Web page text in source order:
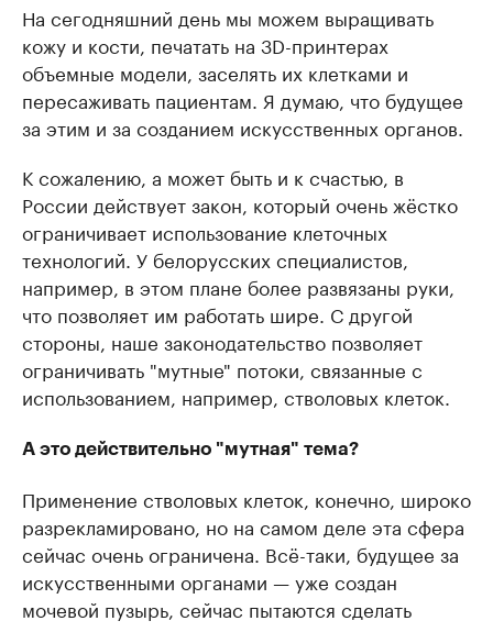
На сегодняшний день мы можем выращивать
кожу и кости, печатать на 3D-принтерах
объемные модели, заселять их клетками и
пересаживать пациентам. Я думаю, что будущее
за этим и за созданием искусственных органов.
К сожалению, а может быть и к счастью, в
России действует закон, который очень жёстко
ограничивает использование клеточных
технологий. У белорусских специалистов,
например, в этом плане более развязаны руки,
что позволяет им работать шире. С другой
стороны, наше законодательство позволяет
ограничивать "мутные" потоки, связанные с
использованием, например, стволовых клеток.
А это действительно "мутная" тема?
Применение стволовых клеток, конечно, широко
разрекламировано, но на самом деле эта сфера
сейчас очень ограничена. Всё-таки, будущее за
искусственными органами — уже создан
мочевой пузырь, сейчас пытаются сделать